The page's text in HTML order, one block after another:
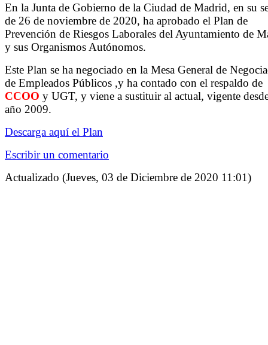
En la Junta de Gobierno de la Ciudad de Madrid, en su
de 26 de noviembre de 2020, ha aprobado el Plan de
Prevención de Riesgos Laborales del Ayuntamiento de
y sus Organismos Autónomos.
Este Plan se ha negociado en la Mesa General de
de Empleados Públicos ,y ha contado con el respaldo de
CCOO y UGT, y viene a sustituir al actual, vigente
año 2009.
Descarga aquí el Plan
Escribir un comentario
Actualizado (Jueves, 03 de Diciembre de 2020 11:01)